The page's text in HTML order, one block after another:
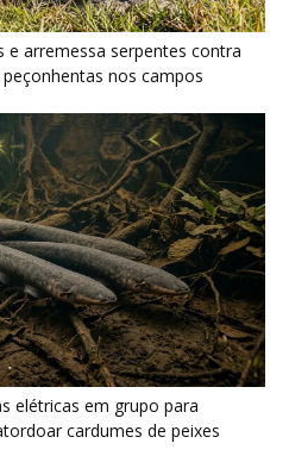
elétricas em grupo para
cardumes de peixes
alta velocidade e arremessos
peçonhentas no